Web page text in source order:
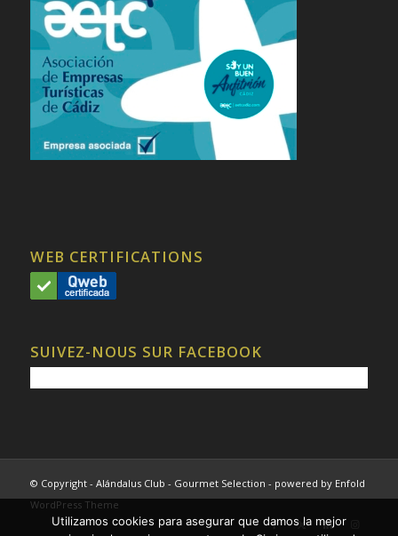
WEB CERTIFICATIONS
SUIVEZ-NOUS SUR FACEBOOK
© Copyright - Alándalus Club - Gourmet Selection - powered by Enfold
WordPress Theme
Utilizamos cookies para asegurar que damos la mejor